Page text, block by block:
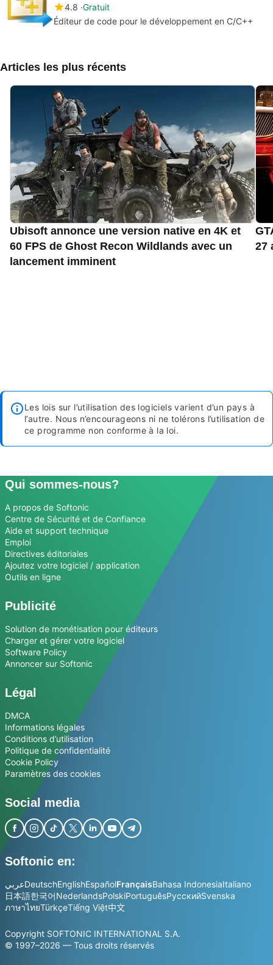
4.8 Gratuit
Éditeur de code pour le développement en C/C++
Articles les plus récents
Ubisoft annonce une version native en 4K et
60 FPS de Ghost Recon Wildlands avec un
lancement imminent
27
Les lois sur l’utilisation des logiciels varient d’un pays à
l’autre. Nous n’encourageons ni ne tolérons l’utilisation de
ce programme non conforme à la loi.
Qui sommes-nous?
A propos de Softonic
Centre de Sécurité et de Confiance
Aide et support technique
Emploi
Directives éditoriales
Ajoutez votre logiciel / application
Outils en ligne
Publicité
Solution de monétisation pour éditeurs
Charger et gérer votre logiciel
Software Policy
Annoncer sur Softonic
Légal
DMCA
Informations légales
Conditions d’utilisation
Politique de confidentialité
Cookie Policy
Paramètres des cookies
Social media
Softonic en:
عربيDeutschEnglishEspañolFrançaisBahasa IndonesiaItaliano
日本語한국어NederlandsPolskiPortuguêsРусскийSvenska
ภาษาไทยTürkçeTiếng Việt中文
Copyright SOFTONIC INTERNATIONAL S.A.
© 1997–2026 — Tous droits réservés